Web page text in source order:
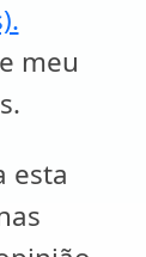
meu
esta